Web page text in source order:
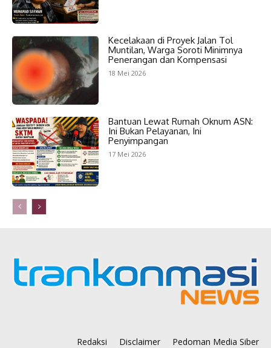
Kecelakaan di Proyek Jalan Tol
Muntilan, Warga Soroti Minimnya
Penerangan dan Kompensasi
18 Mei 2026
Bantuan Lewat Rumah Oknum ASN:
Ini Bukan Pelayanan, Ini
Penyimpangan
17 Mei 2026
Redaksi Disclaimer Pedoman Media Siber